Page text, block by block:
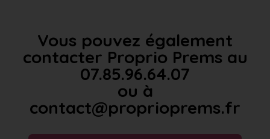
Vous pouvez également
contacter Proprio Prems au
07.85.96.64.07
ou à
contact@proprioprems.fr